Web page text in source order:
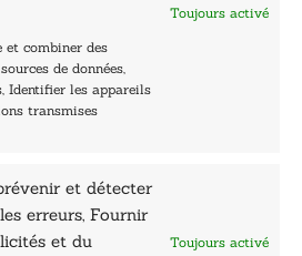
Toujours activé
et combiner des
de données,
Identifier les appareils
transmises
et détecter
erreurs, Fournir
et du
Toujours activé
et sociales